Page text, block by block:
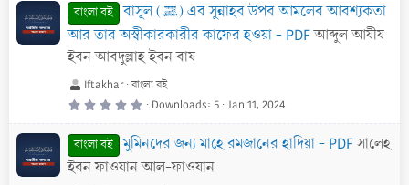
s
t
a
r
(
s
বাংলা বই
রাসূল (ﷺ) এর সুন্নাহর উপর আমলের আবশ্যকতা
আর তার অস্বীকারকারীর কাফের হওয়া - PDFআব্দুল আযীয
ইবন আবদুল্লাহ ইবন বায
Iftakhar বাংলা বই
0
0
s
t
a
r
Downloads 5 Jan 11, 2024
বাংলা বই মুমিনদের জন্য মাহে রমজানের হাদিয়া - PDFসালেহ
ইবন ফাওযান আল-ফাওযান